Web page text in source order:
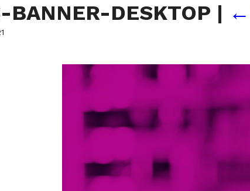
BANNER-DESKTOP | ←